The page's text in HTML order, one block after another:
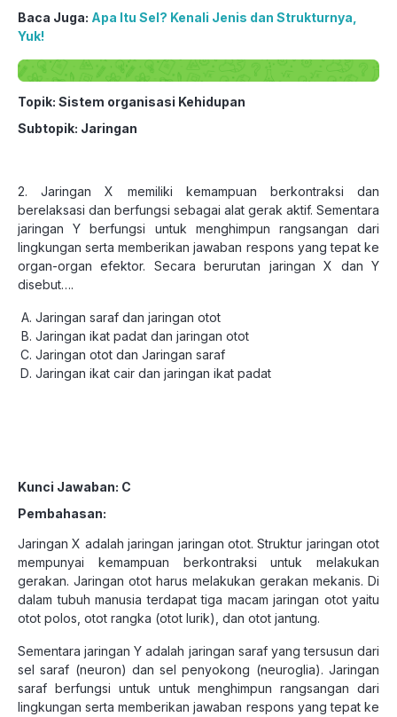
Baca Juga: Apa Itu Sel? Kenali Jenis dan Strukturnya,
Yuk!
Topik: Sistem organisasi Kehidupan
Subtopik: Jaringan
2. Jaringan X memiliki kemampuan berkontraksi dan
berelaksasi dan berfungsi sebagai alat gerak aktif. Sementara
jaringan Y berfungsi untuk menghimpun rangsangan dari
lingkungan serta memberikan jawaban respons yang tepat ke
organ-organ efektor. Secara berurutan jaringan X dan Y
disebut….
Jaringan saraf dan jaringan otot
Jaringan ikat padat dan jaringan otot
Jaringan otot dan Jaringan saraf
Jaringan ikat cair dan jaringan ikat padat
Kunci Jawaban: C
Pembahasan:
Jaringan X adalah jaringan jaringan otot. Struktur jaringan otot
mempunyai kemampuan berkontraksi untuk melakukan
gerakan. Jaringan otot harus melakukan gerakan mekanis. Di
dalam tubuh manusia terdapat tiga macam jaringan otot yaitu
otot polos, otot rangka (otot lurik), dan otot jantung.
Sementara jaringan Y adalah jaringan saraf yang tersusun dari
sel saraf (neuron) dan sel penyokong (neuroglia). Jaringan
saraf berfungsi untuk untuk menghimpun rangsangan dari
lingkungan serta memberikan jawaban respons yang tepat ke